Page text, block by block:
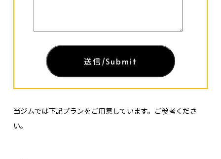
当ジムでは下記プランをご用意しています。ご参考くださ
い。